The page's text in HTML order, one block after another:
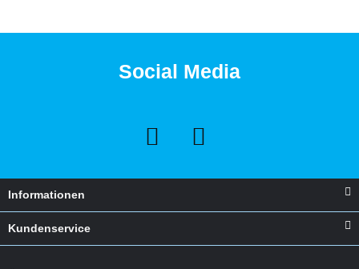
Social Media
Informationen
Kundenservice